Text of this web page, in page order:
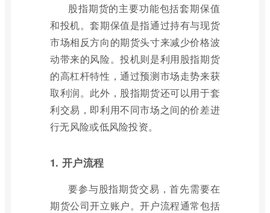
股指期货的主要功能包括套期保值
和投机。套期保值是指通过持有与现货
市场相反方向的期货头寸来减少价格波
动带来的风险。投机则是利用股指期货
的高杠杆特性，通过预测市场走势来获
取利润。此外，股指期货还可以用于套
利交易，即利用不同市场之间的价差进
行无风险或低风险投资。
1. 开户流程
要参与股指期货交易，首先需要在
期货公司开立账户。开户流程通常包括